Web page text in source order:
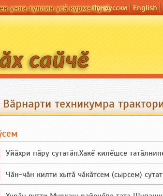
унпа туллин усӑ курма пулӗПо-русски English
техникумра
Уйăхри пăру сутатăп.Хакĕ килĕшсе
Чăн-чăн килти хытă чăкăтсем (сырсем)